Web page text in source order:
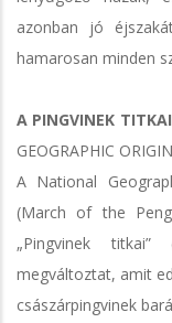
azonban jó
hamarosan minden
A PINGVINEK TITKAI
GEOGRAPHIC
A National
(March of the
„Pingvinek
megváltoztat, amit
császárpingvinek